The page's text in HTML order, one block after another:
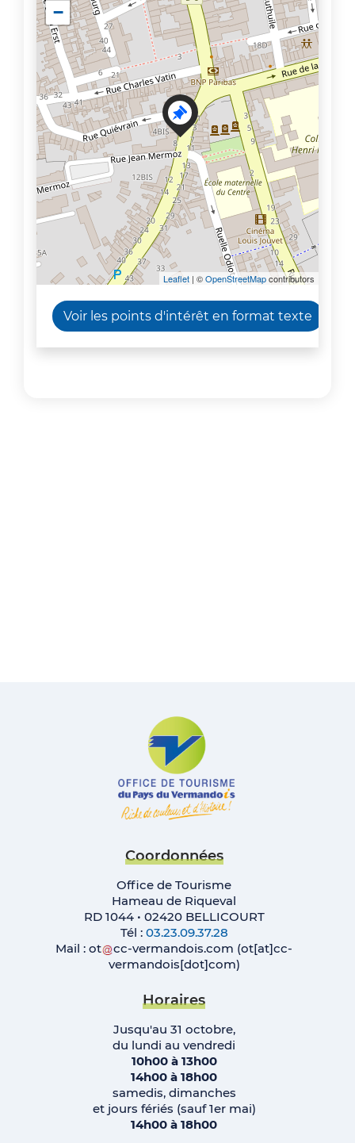
−
Leaflet | ©OpenStreetMapcontributors
Voir les points d'intérêt en format texte
Coordonnées
Office de Tourisme
Hameau de Riqueval
RD 1044 • 02420 BELLICOURT
Tél : 03.23.09.37.28
Mail :ot cc-vermandois.com (ot[at]cc-
vermandois[dot]com)
Horaires
Jusqu'au 31 octobre,
du lundi au vendredi
10h00 à 13h00
14h00 à 18h00
samedis, dimanches
et jours fériés (sauf 1er mai)
14h00 à 18h00